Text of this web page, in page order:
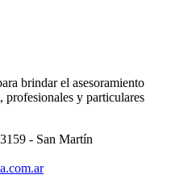
brindar el asesoramiento
profesionales y particulares
- San Martín